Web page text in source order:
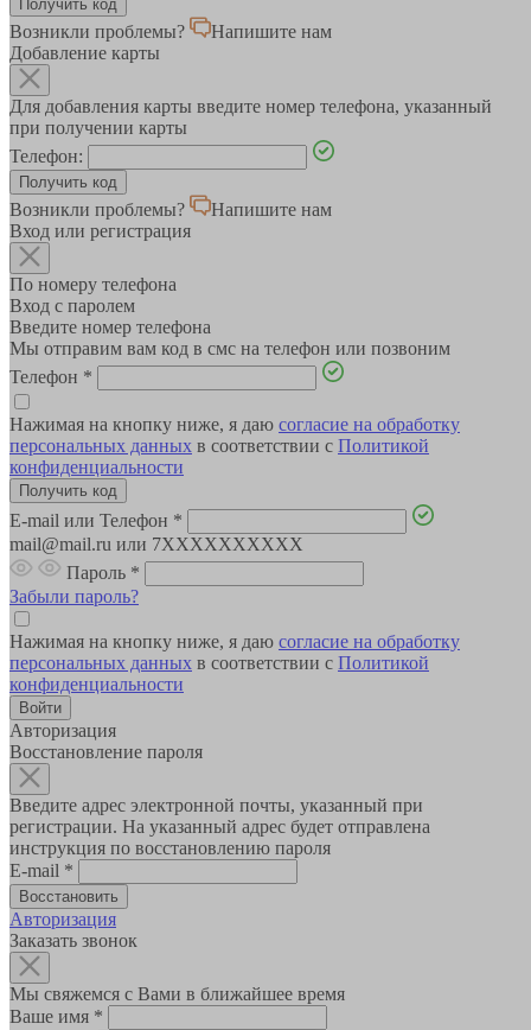
Возникли проблемы?
Напишите нам
Добавление карты
Для добавления карты введите номер телефона, указанный
при получении карты
Телефон:
Возникли проблемы?
Напишите нам
Вход или регистрация
По номеру телефона
Вход с паролем
Введите номер телефона
Мы отправим вам код в смс на телефон или позвоним
Телефон *
Нажимая на кнопку ниже, я даю согласие на обработку
персональных данных в соответствии с Политикой
конфиденциальности
E-mail или Телефон *
mail@mail.ru или 7XXXXXXXXXX
Пароль *
Забыли пароль?
Нажимая на кнопку ниже, я даю согласие на обработку
персональных данных в соответствии с Политикой
конфиденциальности
Авторизация
Восстановление пароля
Введите адрес электронной почты, указанный при
регистрации. На указанный адрес будет отправлена
инструкция по восстановлению пароля
E-mail *
Авторизация
Заказать звонок
Мы свяжемся с Вами в ближайшее время
Ваше имя *